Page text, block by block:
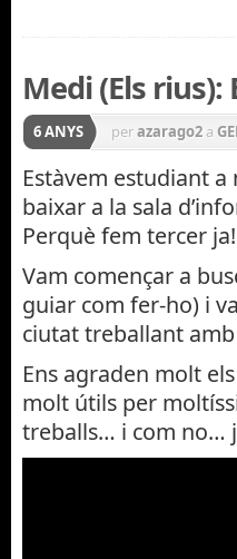
Medi (Els rius):
6 ANYS perazarago2 a
Estàvem estudiant
baixar a la sala
Perquè fem tercer ja!
Vam començar a
guiar com fer-ho) i
ciutat treballant
Ens agraden molt
molt útils per
treballs… i com no…